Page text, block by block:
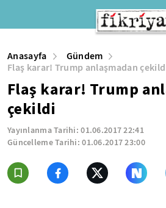
Anasayfa
Gündem
Flaş karar! Trump anlaşmadan
Flaş karar! Trump
çekildi
Yayınlanma Tarihi:01.06.2017 22:41
Güncelleme Tarihi:01.06.2017 23:00